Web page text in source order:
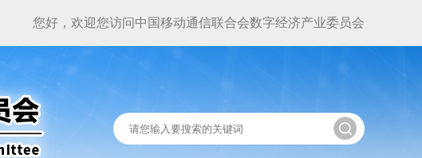
您好，欢迎您访问中国移动通信联合会数字经济产业委员会